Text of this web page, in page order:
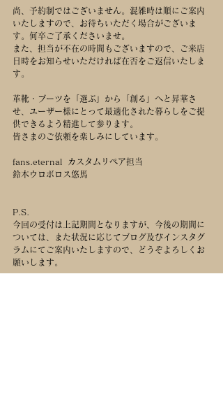
尚、予約制ではございません。混雑時は順にご案内
いたしますので、お待ちいただく場合がございま
す。何卒ご了承くださいませ。
また、担当が不在の時間もございますので、ご来店
日時をお知らせいただければ在否をご返信いたしま
す。
革靴・ブーツを「選ぶ」から「創る」へと昇華さ
せ、ユーザー様にとって最適化された暮らしをご提
供できるよう精進して参ります。
皆さまのご依頼を楽しみにしています。
fans.eternal  カスタムリペア担当
鈴木ウロボロス悠馬
P.S.
今回の受付は上記期間となりますが、今後の期間に
ついては、また状況に応じてブログ及びインスタグ
ラムにてご案内いたしますので、どうぞよろしくお
願いします。